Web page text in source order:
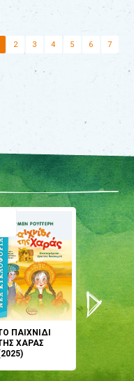
2 3 4 5 6 7
ΠΑΙΧΝΙΔΙ
ΧΑΡΑΣ
μου;
(2024)